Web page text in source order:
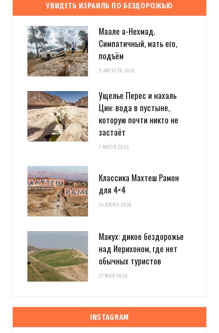
УВИДЕТЬ ИЗРАИЛЬ ПО БЕЗДОРОЖЬЮ
Маале а-Нехмад.
Симпатичный, мать его,
подъём
5 АВГУСТА 2026
Ущелье Перес и нахаль
Цин: вода в пустыне,
которую почти никто не
застаёт
1 ИЮЛЯ 2026
Классика Махтеш Рамон
для 4×4
24 ИЮНЯ 2026
Макух: дикое бездорожье
над Иерихоном, где нет
обычных туристов
27 МАЯ 2026
INSTAGRAM